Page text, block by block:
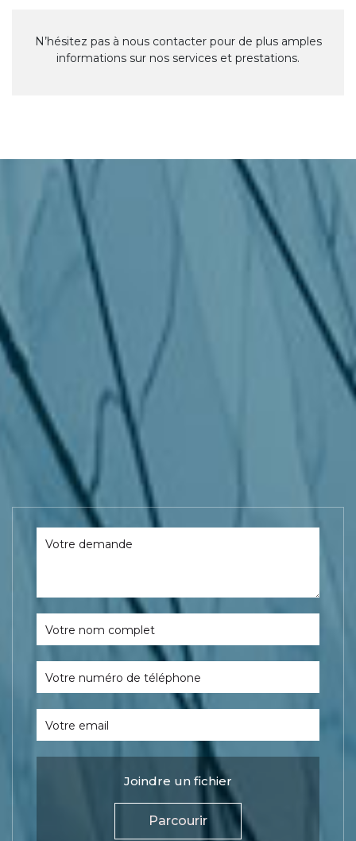
N’hésitez pas à nous contacter pour de plus amples
informations sur nos services et prestations.
Votre demande
Votre nom complet
Votre numéro de téléphone
Votre email
Joindre un fichier
Parcourir